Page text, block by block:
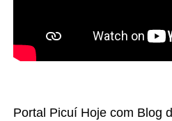
Portal Picuí Hoje com Blog